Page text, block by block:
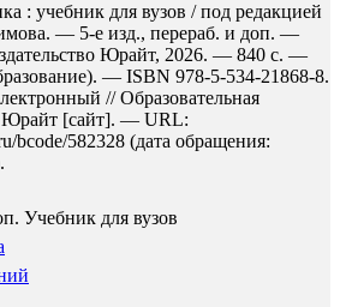
: учебник для вузов / под редакцией
— 5-е изд., перераб. и доп. —
Юрайт, 2026. — 840 с. —
— ISBN 978-5-534-21868-8.
// Образовательная
Юрайт [сайт]. — URL:
bcode/582328 (дата обращения:
Учебник для вузов